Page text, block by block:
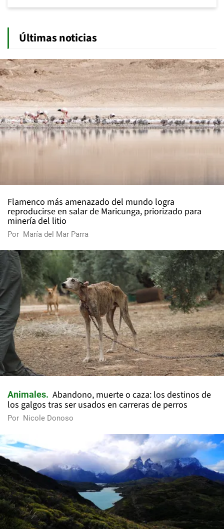
Últimas noticias
Flamenco más amenazado del mundo logra
reproducirse en salar de Maricunga, priorizado para
minería del litio
Por María del Mar Parra
Animales
Abandono, muerte o caza: los destinos de
los galgos tras ser usados en carreras de perros
Por Nicole Donoso